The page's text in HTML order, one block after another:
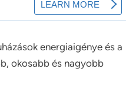
energiaigénye és a
okosabb és nagyobb